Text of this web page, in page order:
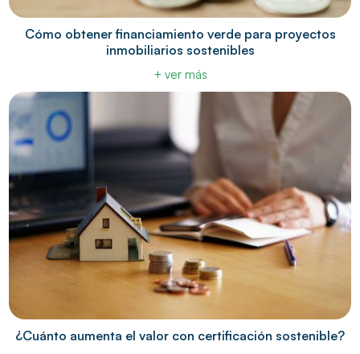
Cómo obtener financiamiento verde para proyectos
inmobiliarios sostenibles
+ ver más
¿Cuánto aumenta el valor con certificación sostenible?